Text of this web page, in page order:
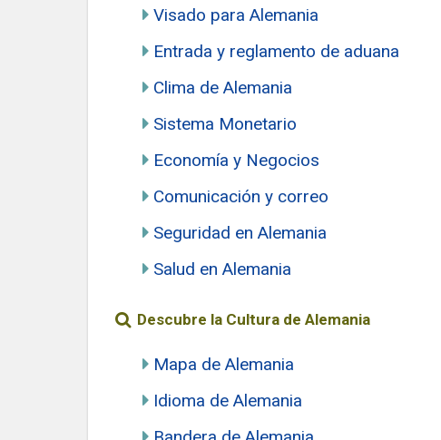
Visado para Alemania
Entrada y reglamento de aduana
Clima de Alemania
Sistema Monetario
Economía y Negocios
Comunicación y correo
Seguridad en Alemania
Salud en Alemania
Descubre la Cultura de Alemania
Mapa de Alemania
Idioma de Alemania